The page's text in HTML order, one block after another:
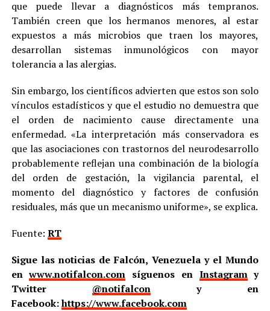
que puede llevar a diagnósticos más tempranos.
También creen que los hermanos menores, al estar
expuestos a más microbios que traen los mayores,
desarrollan sistemas inmunológicos con mayor
tolerancia a las alergias.
Sin embargo, los científicos advierten que estos son solo
vínculos estadísticos y que el estudio no demuestra que
el orden de nacimiento cause directamente una
enfermedad. «La interpretación más conservadora es
que las asociaciones con trastornos del neurodesarrollo
probablemente reflejan una combinación de la biología
del orden de gestación, la vigilancia parental, el
momento del diagnóstico y factores de confusión
residuales, más que un mecanismo uniforme», se explica.
Fuente: RT
Sigue las noticias de Falcón, Venezuela y el Mundo
enwww.notifalcon.com síguenos en Instagramy
Twitter @notifalcony en
Facebook:https://www.facebook.com